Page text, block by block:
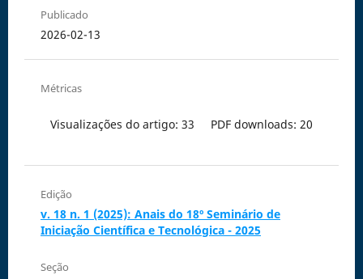
Publicado
2026-02-13
Métricas
Visualizações do artigo: 33 PDF downloads: 20
Edição
v. 18 n. 1 (2025): Anais do 18º Seminário de
Iniciação Científica e Tecnológica - 2025
Seção